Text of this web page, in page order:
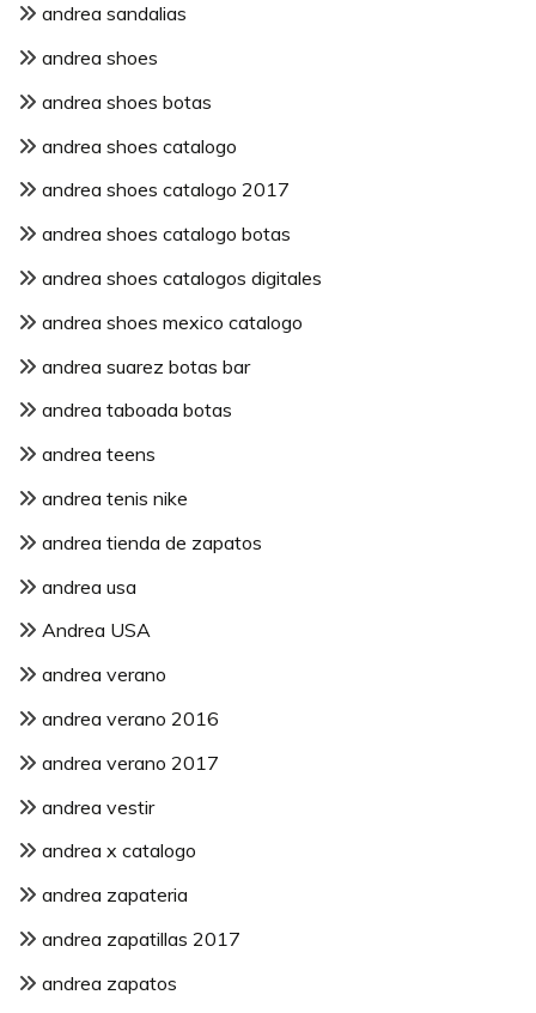
andrea sandalias
andrea shoes
andrea shoes botas
andrea shoes catalogo
andrea shoes catalogo 2017
andrea shoes catalogo botas
andrea shoes catalogos digitales
andrea shoes mexico catalogo
andrea suarez botas bar
andrea taboada botas
andrea teens
andrea tenis nike
andrea tienda de zapatos
andrea usa
Andrea USA
andrea verano
andrea verano 2016
andrea verano 2017
andrea vestir
andrea x catalogo
andrea zapateria
andrea zapatillas 2017
andrea zapatos